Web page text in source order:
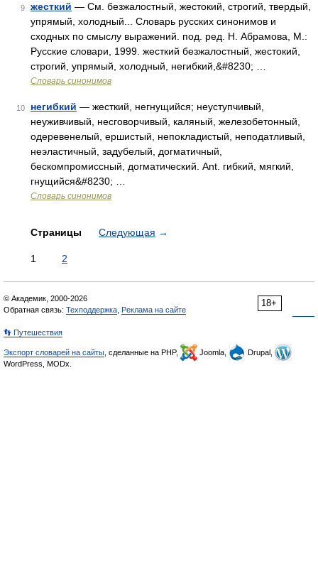
9 жесткий — См. безжалостный, жестокий, строгий, твердый,
упрямый, холодный... Словарь русских синонимов и
сходных по смыслу выражений. под. ред. Н. Абрамова, М.:
Русские словари, 1999. жесткий безжалостный, жестокий,
строгий, упрямый, холодный, негибкий,&#8230; …
Словарь синонимов
10 негибкий — жесткий, негнущийся; неуступчивый,
неуживчивый, несговорчивый, каляный, железобетонный,
одеревенелый, ершистый, непокладистый, неподатливый,
неэластичный, задубелый, догматичный,
бескомпромиссный, догматический. Ant. гибкий, мягкий,
гнущийся&#8230; …
Словарь синонимов
Страницы Следующая →
1 2
18+
© Академик, 2000-2026
Обратная связь: Техподдержка Реклама на сайте
👣 Путешествия
Экспорт словарей на сайты , сделанные на PHP, Joomla,
Drupal,
WordPress, MODx.